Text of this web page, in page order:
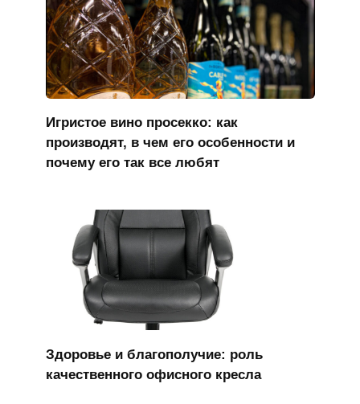
Игристое вино просекко: как
производят, в чем его особенности и
почему его так все любят
Здоровье и благополучие: роль
качественного офисного кресла